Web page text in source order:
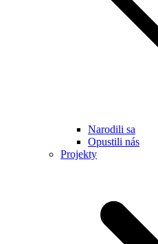
Narodili sa
Opustili nás
Projekty